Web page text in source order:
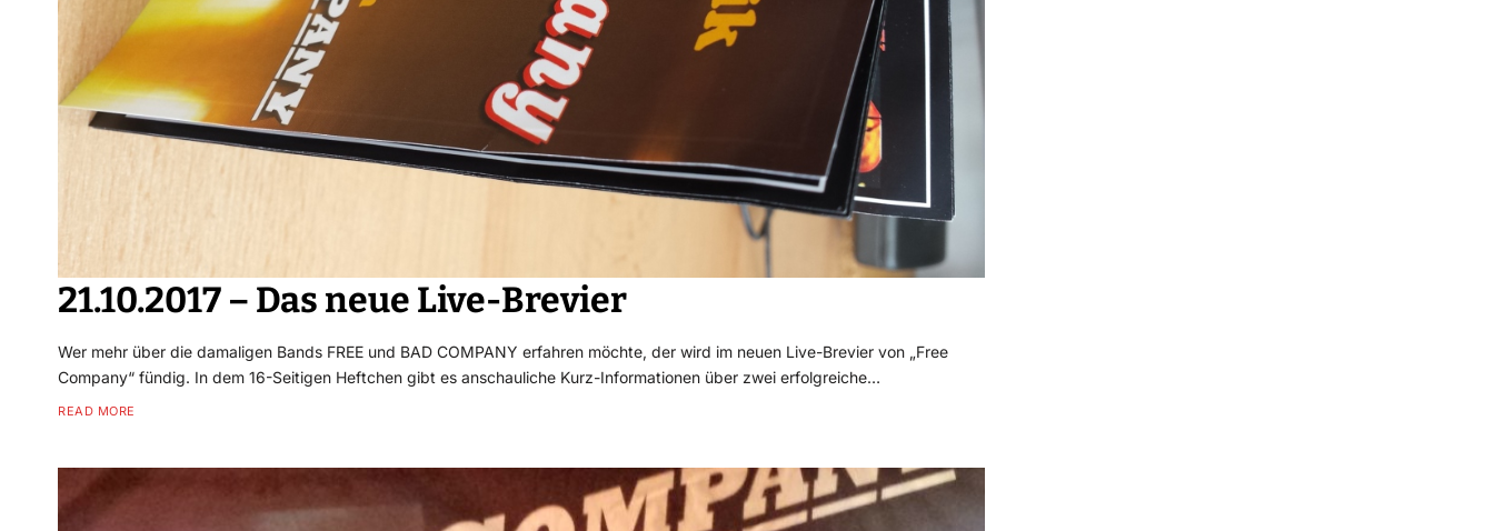
21.10.2017 – Das neue Live-Brevier
Wer mehr über die damaligen Bands FREE und BAD COMPANY erfahren möchte, der wird im neuen Live-Brevier von „Free
Company“ fündig. In dem 16-Seitigen Heftchen gibt es anschauliche Kurz-Informationen über zwei erfolgreiche…
READ MORE